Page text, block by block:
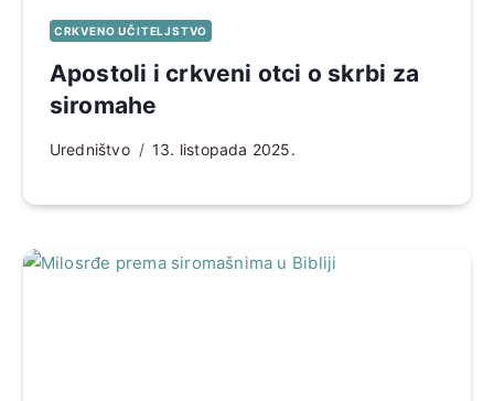
CRKVENO UČITELJSTVO
Apostoli i crkveni otci o skrbi za
siromahe
Uredništvo 13. listopada 2025.